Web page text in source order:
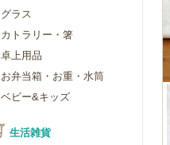
グラス
カトラリー・箸
卓上用品
お弁当箱・お重・水筒
ベビー&キッズ
生活雑貨